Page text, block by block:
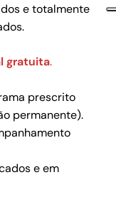
e totalmente
gratuita.
prescrito
permanente).
e em